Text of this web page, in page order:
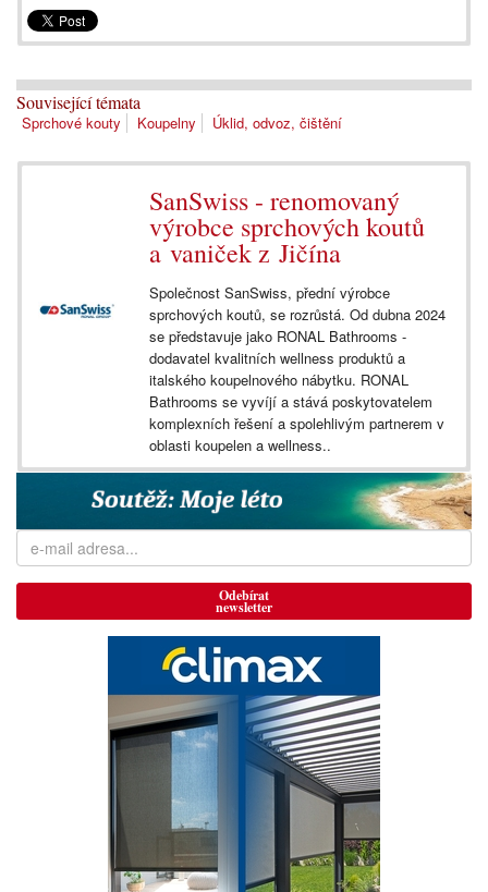
Související témata
Sprchové kouty Koupelny Úklid, odvoz, čištění
SanSwiss - renomovaný
výrobce sprchových koutů
a vaniček z Jičína
Společnost SanSwiss, přední výrobce
sprchových koutů, se rozrůstá. Od dubna 2024
se představuje jako RONAL Bathrooms -
dodavatel kvalitních wellness produktů a
italského koupelnového nábytku. RONAL
Bathrooms se vyvíjí a stává poskytovatelem
komplexních řešení a spolehlivým partnerem v
oblasti koupelen a wellness..
Odebírat
newsletter